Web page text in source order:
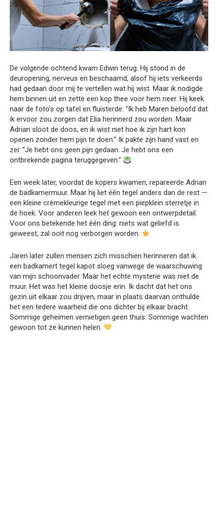
De volgende ochtend kwam Edwin terug. Hij stond in de
deuropening, nerveus en beschaamd, alsof hij iets verkeerds
had gedaan door mij te vertellen wat hij wist. Maar ik nodigde
hem binnen uit en zette een kop thee voor hem neer. Hij keek
naar de foto’s op tafel en fluisterde: “Ik heb Maren beloofd dat
ik ervoor zou zorgen dat Elia herinnerd zou worden. Maar
Adrian sloot de doos, en ik wist niet hoe ik zijn hart kon
openen zonder hem pijn te doen.” Ik pakte zijn hand vast en
zei: “Je hebt ons geen pijn gedaan. Je hebt ons een
ontbrekende pagina teruggegeven.”
Een week later, voordat de kopers kwamen, repareerde Adrian
de badkamermuur. Maar hij liet één tegel anders dan de rest —
een kleine crèmekleurige tegel met een piepklein sterretje in
de hoek. Voor anderen leek het gewoon een ontwerpdetail.
Voor ons betekende het één ding: niets wat geliefd is
geweest, zal ooit nog verborgen worden.
Jaren later zullen mensen zich misschien herinneren dat ik
een badkamert tegel kapot sloeg vanwege de waarschuwing
van mijn schoonvader. Maar het echte mysterie was niet de
muur. Het was het kleine doosje erin. Ik dacht dat het ons
gezin uit elkaar zou drijven, maar in plaats daarvan onthulde
het een tedere waarheid die ons dichter bij elkaar bracht.
Sommige geheimen vernietigen geen thuis. Sommige wachten
gewoon tot ze kunnen helen.